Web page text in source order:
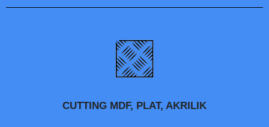
CUTTING MDF, PLAT, AKRILIK